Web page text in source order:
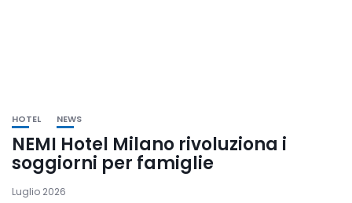
HOTEL NEWS
NEMI Hotel Milano rivoluziona i
soggiorni per famiglie
Luglio 2026